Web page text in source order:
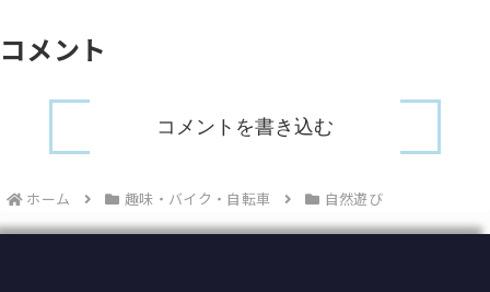
コメント
コメントを書き込む
ホーム 趣味・バイク・自転車 自然遊び